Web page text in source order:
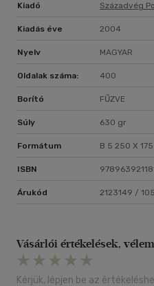
Kiadó Századvég
Kiadás éve 2004
Nyelv MAGYAR
Oldalak száma: 400
Borító FŰZVE
Súly 630 gr
Formátum B 5 250 X 175
ISBN
Árukód 2123149 /
Vásárlói értékelések,
Kérjük, lépjen be az